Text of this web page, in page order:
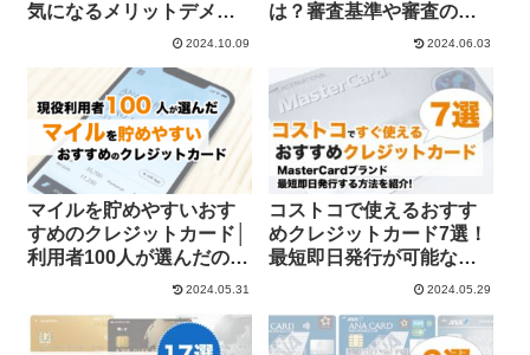
気になるメリットデメリ
2024.10.09
は？審査基準や審査の流
2024.06.03
マイルを貯めやすいおす
すめのクレジットカード│
利用者100人が選んだのは
2024.05.31
コストコで使えるおすす
めクレジットカード7選！
最短即日発行が可能な
Mastercard（マスターカ
2024.05.29